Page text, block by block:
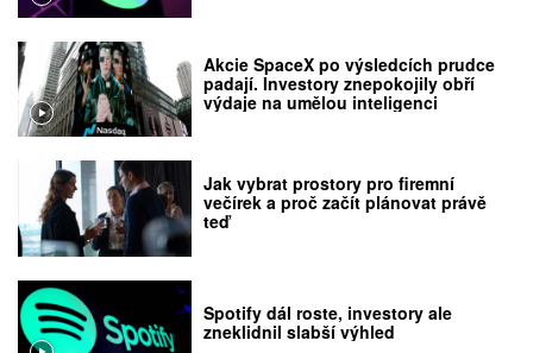
Akcie SpaceX po výsledcích prudce
padají. Investory znepokojily obří
výdaje na umělou inteligenci
Jak vybrat prostory pro firemní
večírek a proč začít plánovat právě
teď
Spotify dál roste, investory ale
zneklidnil slabší výhled